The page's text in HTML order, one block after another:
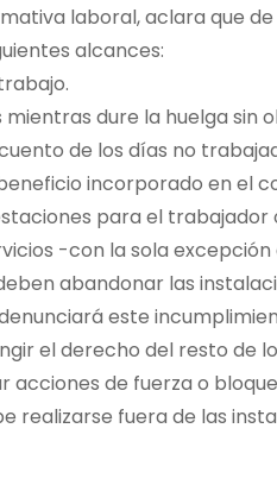
laboral, aclara que
alcances:
dure la huelga sin
de los días no
incorporado en el
para el trabajador
-con la sola
abandonar las
este
el derecho del resto
acciones de fuerza o
realizarse fuera de las